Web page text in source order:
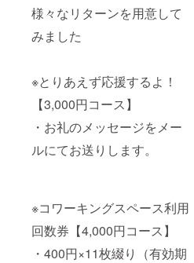
様々なリターンを用意して
みました
※とりあえず応援するよ！
【3,000円コース】
・お礼のメッセージをメー
ルにてお送りします。
※コワーキングスペース利用
回数券【4,000円コース】
・400円×11枚綴り（有効期